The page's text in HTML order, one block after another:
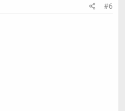
#6